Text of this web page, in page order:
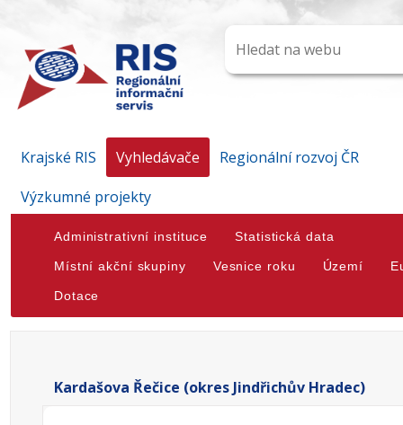
Krajské RIS Vyhledávače
Regionální rozvoj ČR
Výzkumné projekty
Administrativní instituce Statistická data
Místní akční skupiny Vesnice roku Území
Dotace
Kardašova Řečice (okres Jindřichův Hradec)